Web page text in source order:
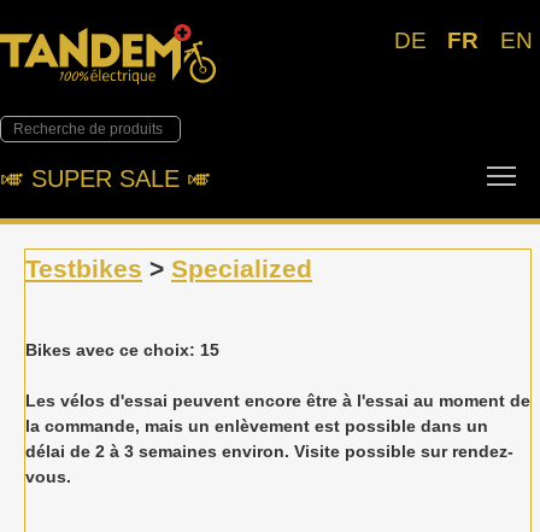
DE FR EN
🎺︎ SUPER SALE 🎺︎
Testbikes > Specialized
Bikes avec ce choix: 15
Les vélos d'essai peuvent encore être à l'essai au moment de
la commande, mais un enlèvement est possible dans un
délai de 2 à 3 semaines environ. Visite possible sur rendez-
vous.